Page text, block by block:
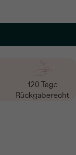
120 Tage
Rückgaberecht